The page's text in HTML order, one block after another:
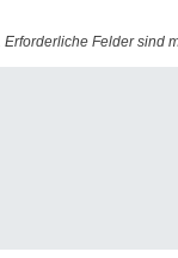
Erforderliche Felder sind